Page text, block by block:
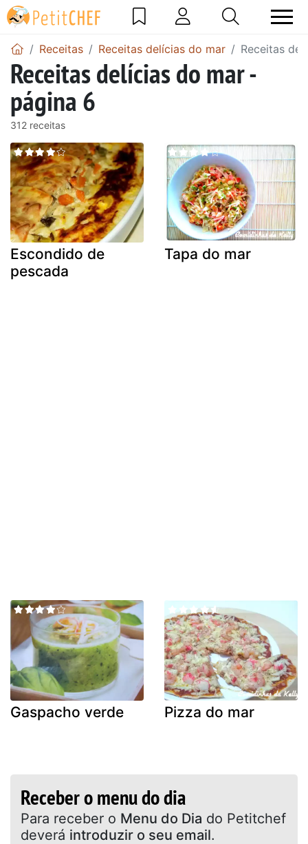
Receitas Receitas delícias do mar Receitas
Receitas delícias do mar -
página 6
312 receitas
Escondido de
pescada
Tapa do mar
Gaspacho verde Pizza do mar
Receber o menu do dia
Para receber o Menu do Dia do Petitchef
deverá introduzir o seu email.